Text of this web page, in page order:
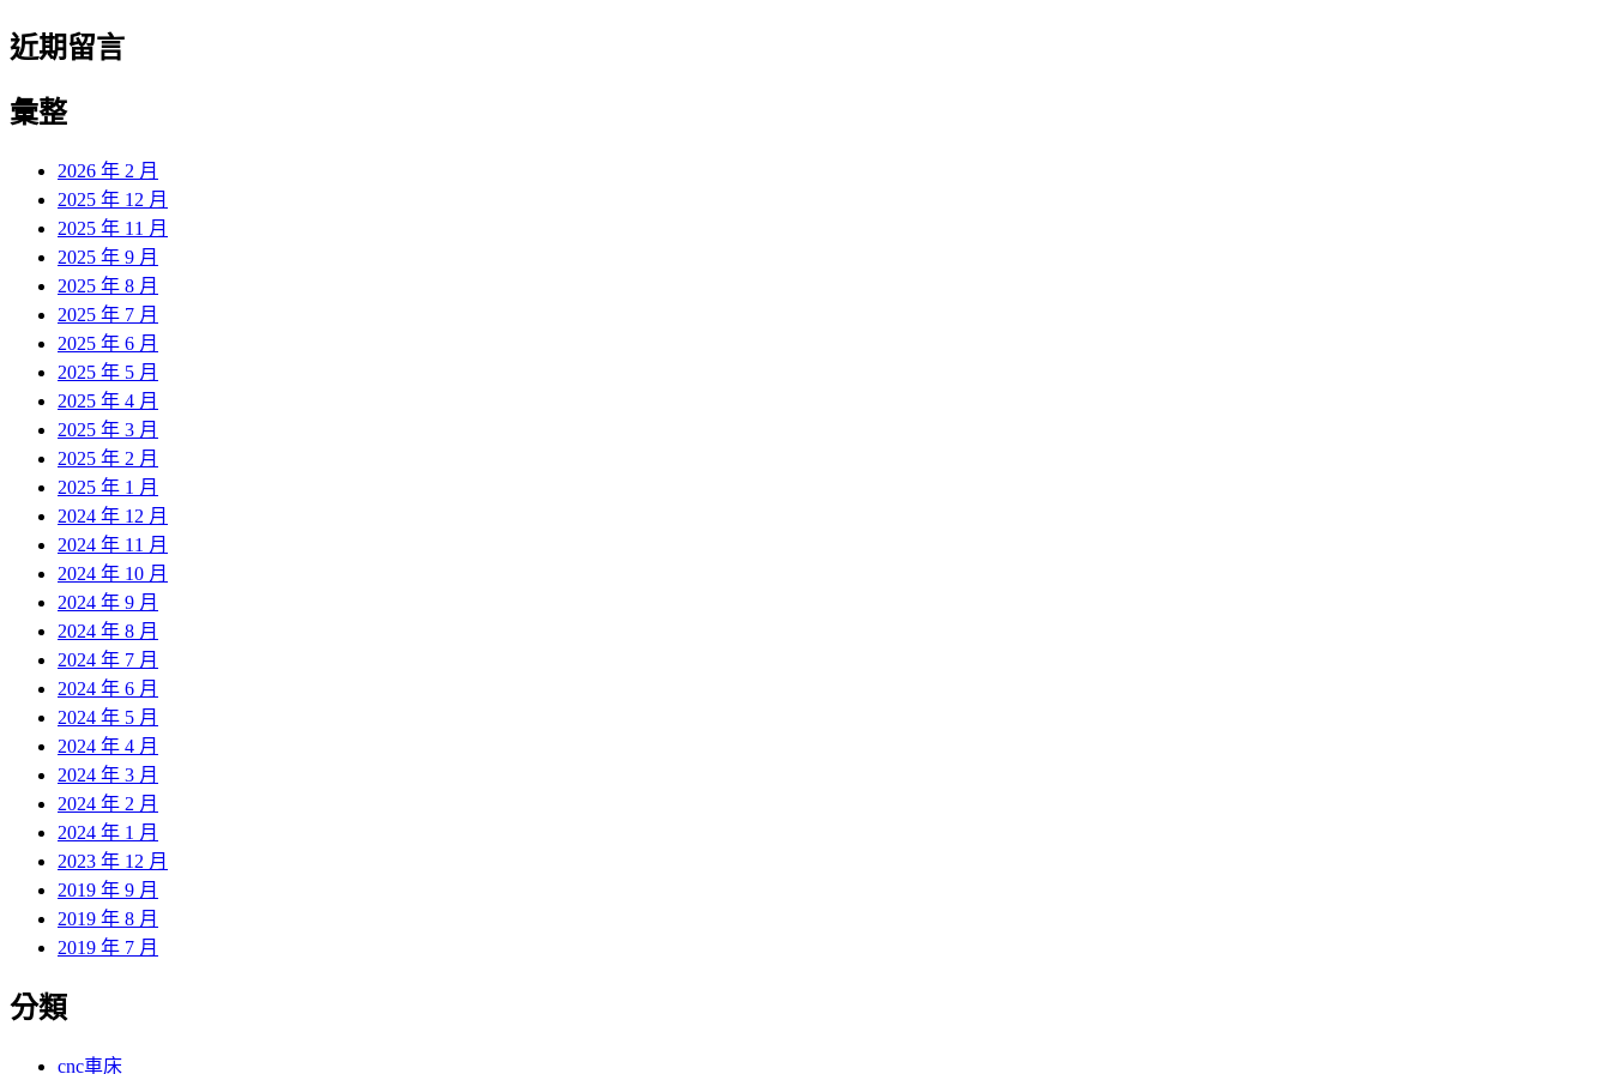
近期留言
彙整
2026 年 2 月
2025 年 12 月
2025 年 11 月
2025 年 9 月
2025 年 8 月
2025 年 7 月
2025 年 6 月
2025 年 5 月
2025 年 4 月
2025 年 3 月
2025 年 2 月
2025 年 1 月
2024 年 12 月
2024 年 11 月
2024 年 10 月
2024 年 9 月
2024 年 8 月
2024 年 7 月
2024 年 6 月
2024 年 5 月
2024 年 4 月
2024 年 3 月
2024 年 2 月
2024 年 1 月
2023 年 12 月
2019 年 9 月
2019 年 8 月
2019 年 7 月
分類
cnc車床